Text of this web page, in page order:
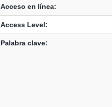
Acceso en línea:
Access Level:
Palabra clave: